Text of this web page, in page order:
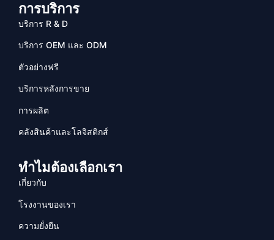
การบริการ
บริการ R & D
บริการ OEM และ ODM
ตัวอย่างฟรี
บริการหลังการขาย
การผลิต
คลังสินค้าและโลจิสติกส์
ทำไมต้องเลือกเรา
เกี่ยวกับ
โรงงานของเรา
ความยั่งยืน